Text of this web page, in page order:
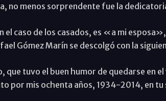
no menos sorprendente fue la
el caso de los casados, es «a mi
Gómez Marín se descolgó con la
que tuvo el buen humor de quedarse en
por mis ochenta años, 1934-2014, en